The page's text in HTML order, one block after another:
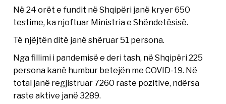
Në 24 orët e fundit në Shqipëri janë kryer 650
testime, ka njoftuar Ministria e Shëndetësisë.
Të njëjtën ditë janë shëruar 51 persona.
Nga fillimi i pandemisë e deri tash, në Shqipëri 225
persona kanë humbur betejën me COVID-19. Në
total janë regjistruar 7260 raste pozitive, ndërsa
raste aktive janë 3289.